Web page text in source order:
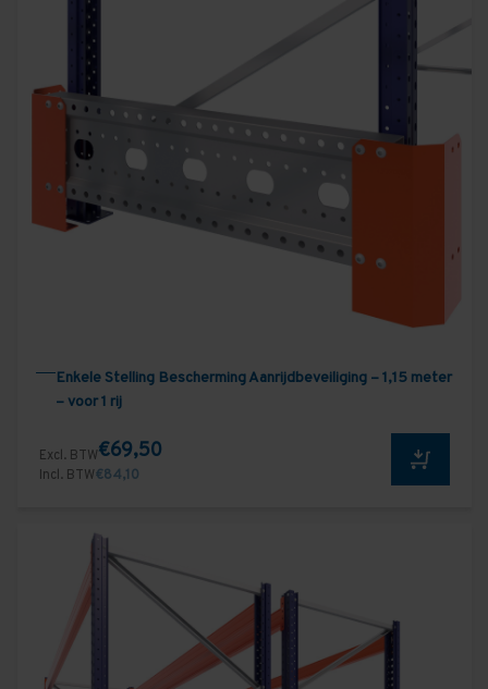
Enkele Stelling Bescherming Aanrijdbeveiliging – 1,15 meter
– voor 1 rij
Excl. BTW€69,50
Incl. BTW€84,10